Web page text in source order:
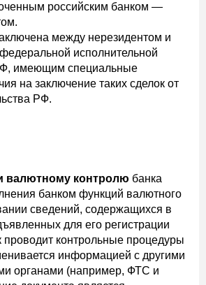
российским банком —
между нерезидентом и
исполнительной
имеющим специальные
на заключение таких сделок от
РФ.
валютному контролю банка
банком функций валютного
сведений, содержащихся в
для его регистрации
проводит контрольные процедуры
информацией с другими
органами (например, ФТС и